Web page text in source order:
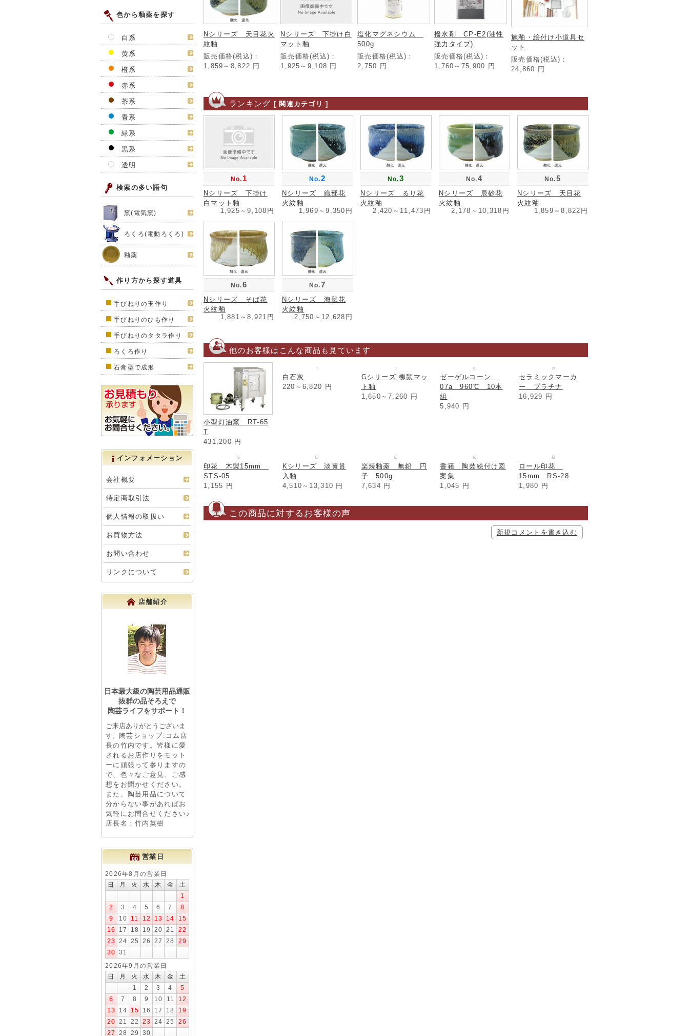
Nシリーズ 天目花火
紋釉
販売価格(税込)：
1,859～8,822 円
Nシリーズ 下掛け白
マット釉
販売価格(税込)：
1,925～9,108 円
塩化マグネシウム
500g
販売価格(税込)：
2,750 円
撥水剤 CP-E2(油性
強力タイプ)
販売価格(税込)：
1,760～75,900 円
施釉・絵付け小道具セ
ット
販売価格(税込)：
24,860 円
ランキング [ 関連カテゴリ ]
No. 1
Nシリーズ 下掛け
白マット釉
1,925～9,108円
No.2
Nシリーズ 織部花
火紋釉
1,969～9,350円
No.3
Nシリーズ るり花
火紋釉
2,420～11,473円
No.4
Nシリーズ 辰砂花
火紋釉
2,178～10,318円
No.5
Nシリーズ 天目花
火紋釉
1,859～8,822円
No.6
Nシリーズ そば花
火紋釉
1,881～8,921円
No.7
Nシリーズ 海鼠花
火紋釉
2,750～12,628円
他のお客様はこんな商品も見ています
小型灯油窯 RT-65
T
431,200 円
白石灰
220～6,820 円
Gシリーズ 柳鼠マッ
ト釉
1,650～7,260 円
ゼーゲルコーン
07a 960℃ 10本
組
5,940 円
セラミックマーカ
ー プラチナ
16,929 円
印花 木製15mm
STS-05
1,155 円
Kシリーズ 淡黄貫
入釉
4,510～13,310 円
楽焼釉薬 無鉛 円
子 500g
7,634 円
書籍 陶芸絵付け図
案集
1,045 円
ロール印花
15mm RS-28
1,980 円
この商品に対するお客様の声
新規コメントを書き込む
色から釉薬を探す
白系
黄系
橙系
赤系
茶系
青系
緑系
黒系
透明
検索の多い語句
窯(電気窯)
ろくろ(電動ろくろ)
釉薬
作り方から探す道具
手びねりの玉作り
手びねりのひも作り
手びねりのタタラ作り
ろくろ作り
石膏型で成形
インフォメーション
会社概要
特定商取引法
個人情報の取扱い
お買物方法
お問い合わせ
リンクについて
店舗紹介
日本最大級の陶芸用品通販
抜群の品そろえで
陶芸ライフをサポート！
ご来店ありがとうございま
す。 陶芸ショップ.コム店
長の竹内です。皆様に愛
されるお店作りをモット
ーに頑張って参りますの
で、色々なご意見、ご感
想をお聞かせください。
また、陶芸用品について
分からない事があればお
気軽にお問合せください♪
店長名：竹内英樹
営業日
2026年8月の営業日
日
月 火 水 木 金
土
1
2
3 4 5 6 7
8
9
10 11 12 13 14
15
16
17 18 19 20 21
22
23 24 25 26 27 28
29
30 31
2026年9月の営業日
日
月 火 水 木 金
土
1
2 3 4
5
6
7 8 9 10 11
12
13
14 15 16 17 18
19
20 21 22 23 24 25
26
27
28 29 30